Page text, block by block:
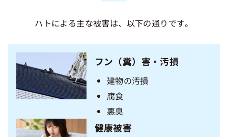
ハトによる主な被害は、以下の通りです。
フン（糞）害・汚損
建物の汚損
腐食
悪臭
健康被害